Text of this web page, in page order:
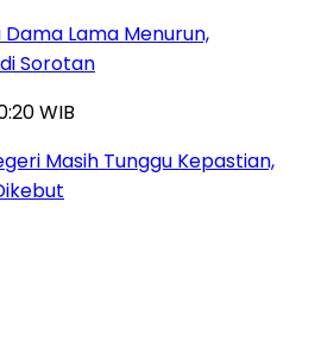
Lama Menurun,
Sorotan
WIB
Masih Tunggu Kepastian,